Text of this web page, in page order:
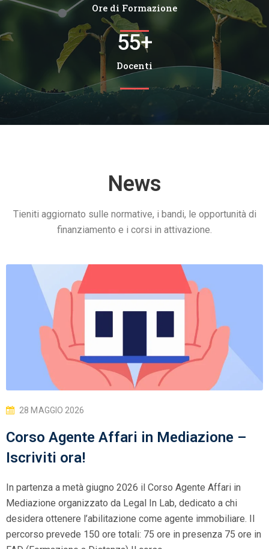
Ore di Formazione
55+
Docenti
News
Tieniti aggiornato sulle normative, i bandi, le opportunità di
finanziamento e i corsi in attivazione.
28 MAGGIO 2026
Corso Agente Affari in Mediazione –
Iscriviti ora!
In partenza a metà giugno 2026 il Corso Agente Affari in
Mediazione organizzato da Legal In Lab, dedicato a chi
desidera ottenere l’abilitazione come agente immobiliare. Il
percorso prevede 150 ore totali: 75 ore in presenza 75 ore in